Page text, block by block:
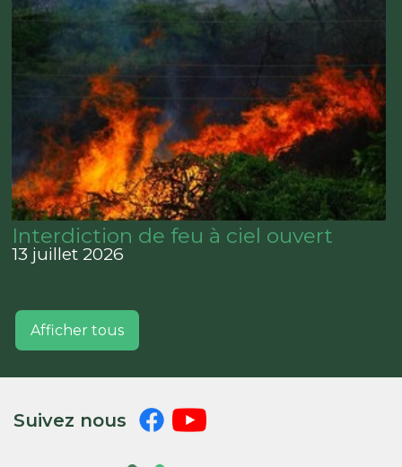
Interdiction de feu à ciel ouvert
13 juillet 2026
Afficher tous
Suivez nous